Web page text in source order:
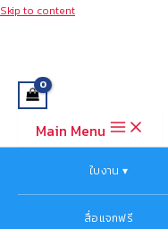
Skip to content
Main Menu
ใบงาน ▾
สื่อแจกฟรี